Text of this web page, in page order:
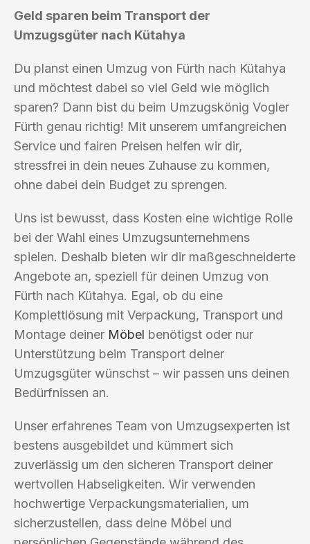
Geld sparen beim Transport der
Umzugsgüter nach Kütahya
Du planst einen Umzug von Fürth nach Kütahya
und möchtest dabei so viel Geld wie möglich
sparen? Dann bist du beim Umzugskönig Vogler
Fürth genau richtig! Mit unserem umfangreichen
Service und fairen Preisen helfen wir dir,
stressfrei in dein neues Zuhause zu kommen,
ohne dabei dein Budget zu sprengen.
Uns ist bewusst, dass Kosten eine wichtige Rolle
bei der Wahl eines Umzugsunternehmens
spielen. Deshalb bieten wir dir maßgeschneiderte
Angebote an, speziell für deinen Umzug von
Fürth nach Kütahya. Egal, ob du eine
Komplettlösung mit Verpackung, Transport und
Montage deiner Möbel benötigst oder nur
Unterstützung beim Transport deiner
Umzugsgüter wünschst – wir passen uns deinen
Bedürfnissen an.
Unser erfahrenes Team von Umzugsexperten ist
bestens ausgebildet und kümmert sich
zuverlässig um den sicheren Transport deiner
wertvollen Habseligkeiten. Wir verwenden
hochwertige Verpackungsmaterialien, um
sicherzustellen, dass deine Möbel und